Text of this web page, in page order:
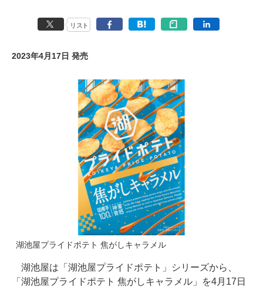
リスト
2023年4月17日 発売
湖池屋プライドポテト 焦がしキャラメル
湖池屋は「湖池屋プライドポテト」シリーズから、
「湖池屋プライドポテト 焦がしキャラメル」を4月17日